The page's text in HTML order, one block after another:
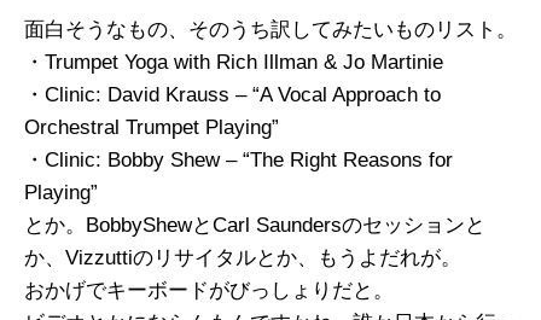
面白そうなもの、そのうち訳してみたいものリスト。
・Trumpet Yoga with Rich Illman & Jo Martinie
・Clinic: David Krauss – “A Vocal Approach to
Orchestral Trumpet Playing”
・Clinic: Bobby Shew – “The Right Reasons for
Playing”
とか。BobbyShewとCarl Saundersのセッションと
か、Vizzuttiのリサイタルとか、もうよだれが。
おかげでキーボードがびっしょりだと。